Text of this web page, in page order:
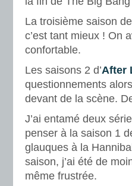
La troisième saison de
c’est tant mieux ! On
confortable.
Les saisons 2 d’After
questionnements
devant de la scène.
J’ai entamé deux
penser à la saison 1
glauques à la
saison, j’ai été de
même frustrée.